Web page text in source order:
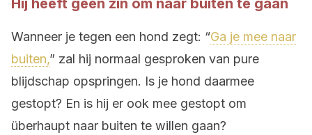
Hij heeft geen zin om naar buiten te gaan
Wanneer je tegen een hond zegt: “Ga je mee naar
buiten,” zal hij normaal gesproken van pure
blijdschap opspringen. Is je hond daarmee
gestopt? En is hij er ook mee gestopt om
überhaupt naar buiten te willen gaan?